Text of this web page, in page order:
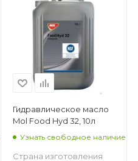
Гидравлическое масло
Mol Food Hyd 32, 10л
Узнать свободное наличие
Страна изготовления